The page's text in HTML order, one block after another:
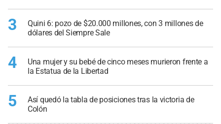
3
Quini 6: pozo de $20.000 millones, con 3 millones de
dólares del Siempre Sale
4
Una mujer y su bebé de cinco meses murieron frente a
la Estatua de la Libertad
5
Así quedó la tabla de posiciones tras la victoria de
Colón